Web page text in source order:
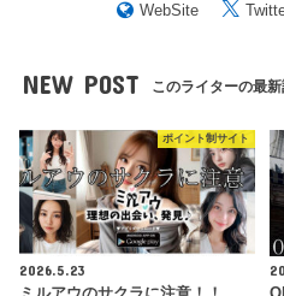
WebSite
NEW POST このライターの最
ポイント制サイト
2026.5.23